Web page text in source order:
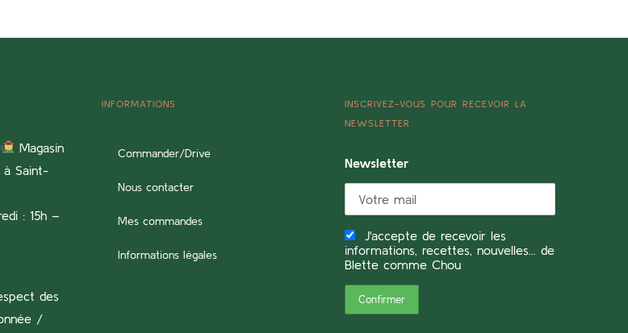
Magasin
à Saint-
: 15h –
des
/
INFORMATIONS
Commander/Drive
Nous contacter
Mes commandes
Informations légales
INSCRIVEZ-VOUS POUR RECEVOIR LA
NEWSLETTER
Newsletter
J'accepte de recevoir les
informations, recettes, nouvelles... de
Blette comme Chou